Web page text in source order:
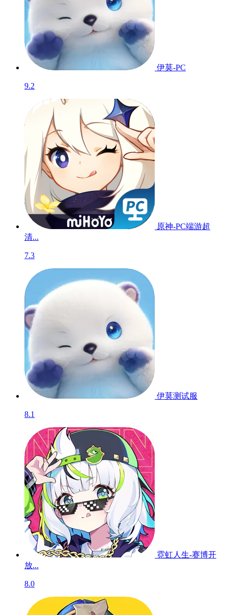
伊莫-PC
9.2
原神-PC端游超
清...
7.3
伊莫测试服
8.1
霓虹人生-赛博开
放...
8.0